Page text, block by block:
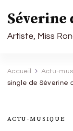
Séverine
Artiste, Miss
Accueil Actu-
single de Séverine
ACTU-MUSIQUE